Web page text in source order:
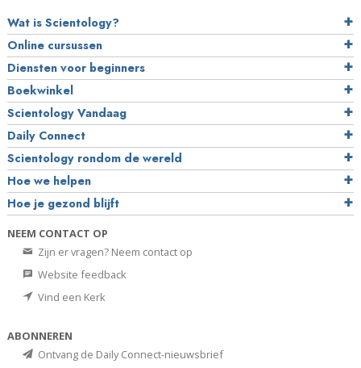
Wat is Scientology?
Online cursussen
Diensten voor beginners
Boekwinkel
Scientology Vandaag
Daily Connect
Scientology rondom de wereld
Hoe we helpen
Hoe je gezond blijft
NEEM CONTACT OP
Zijn er vragen? Neem contact op
Website feedback
Vind een Kerk
ABONNEREN
Ontvang de Daily Connect-nieuwsbrief